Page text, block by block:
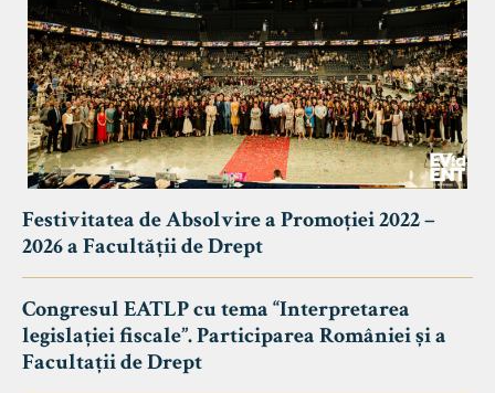
Festivitatea de Absolvire a Promoției 2022 –
2026 a Facultății de Drept
Congresul EATLP cu tema “Interpretarea
legislației fiscale”. Participarea României și a
Facultații de Drept